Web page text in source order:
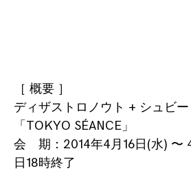
［ 概要 ］
ディザストロノウト + シュビ
「TOKYO SÉANCE」
会 期：2014年4月16日(水) 〜
日18時終了